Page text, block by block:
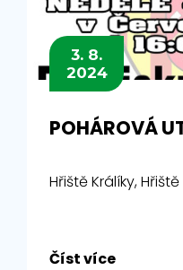
3. 8.
2024
POHÁROVÁ
Hřiště Králíky,
Číst více